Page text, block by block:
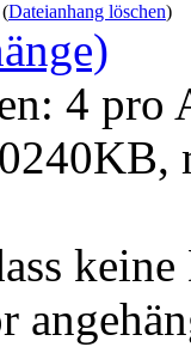
(Dateianhang löschen)
4 pro